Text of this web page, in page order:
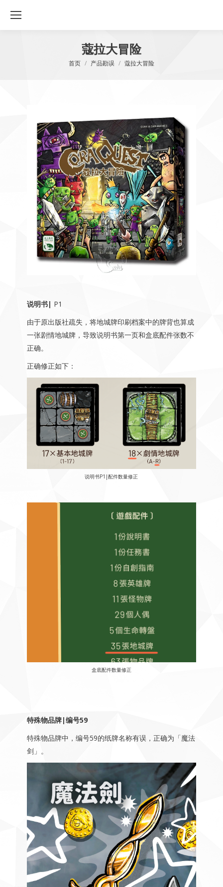
蔻拉大冒险
您在这里：
首页 产品勘误 蔻拉大冒险
说明书| P1
由于原出版社疏失，将地城牌印刷档案中的牌背也算成
一张剧情地城牌，导致说明书第一页和盒底配件张数不
正确。
正确修正如下：
说明书P1|配件数量修正
盒底配件数量修正
特殊物品牌|编号59
特殊物品牌中，编号59的纸牌名称有误，正确为「魔法
剑」。